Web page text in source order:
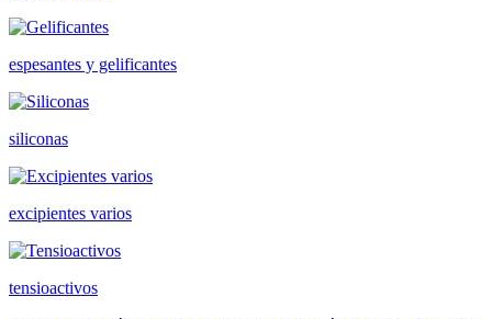
espesantes y gelificantes
siliconas
excipientes varios
tensioactivos